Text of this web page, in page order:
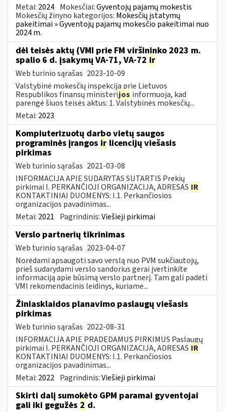
Metai: 2024 Mokesčiai:Gyventojų pajamų mokestis
Mokesčių žinyno kategorijos: Mokesčių įstatymų
pakeitimai » Gyventojų pajamų mokesčio pakeitimai nuo
2024 m.
dėl teisės aktų (VMI prie FM viršininko 2023 m.
spalio 6 d. įsakymų VA-71, VA-72 ir
Web turinio sąrašas 2023-10-09
Valstybinė mokesčių inspekcija prie Lietuvos
Respublikos finansų ministerijos informuoja, kad
parengė šiuos teisės aktus: 1. Valstybinės mokesčių...
Metai: 2023
Kompiuterizuotų darbo vietų saugos
programinės įrangos ir licencijų viešasis
pirkimas
Web turinio sąrašas 2021-03-08
INFORMACIJA APIE SUDARYTAS SUTARTIS Prekių
pirkimai I. PERKANČIOJI ORGANIZACIJA, ADRESAS IR
KONTAKTINIAI DUOMENYS: I.1. Perkančiosios
organizacijos pavadinimas...
Metai: 2021 Pagrindinis:Viešieji pirkimai
Verslo partnerių tikrinimas
Web turinio sąrašas 2023-04-07
Norėdami apsaugoti savo verslą nuo PVM sukčiautojų,
prieš sudarydami verslo sandorius gerai įvertinkite
informaciją apie būsimą verslo partnerį. Tam gali padėti
VMI rekomendacinis leidinys, kuriame...
Žiniasklaidos planavimo paslaugų viešasis
pirkimas
Web turinio sąrašas 2022-08-31
INFORMACIJA APIE PRADEDAMUS PIRKIMUS Paslaugų
pirkimai I. PERKANČIOJI ORGANIZACIJA, ADRESAS IR
KONTAKTINIAI DUOMENYS: I.1. Perkančiosios
organizacijos pavadinimas...
Metai: 2022 Pagrindinis:Viešieji pirkimai
Skirti dalį sumokėto GPM paramai gyventojai
gali iki gegužės 2 d.